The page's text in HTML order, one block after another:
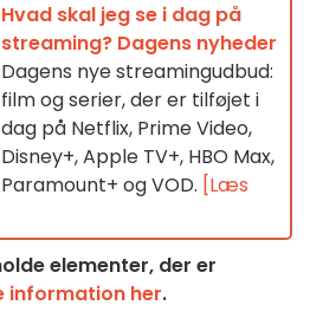
Hvad skal jeg se i dag på
streaming? Dagens nyheder
Dagens nye streamingudbud:
film og serier, der er tilføjet i
dag på Netflix, Prime Video,
Disney+, Apple TV+, HBO Max,
Paramount+ og VOD. [Læs
elementer, der er
information her.